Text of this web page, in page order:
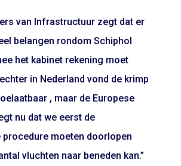
van Infrastructuur zegt dat er
belangen rondom Schiphol
het kabinet rekening moet
in Nederland vond de krimp
, maar de Europese
nu dat we eerst de
procedure moeten doorlopen
vluchten naar beneden kan.”